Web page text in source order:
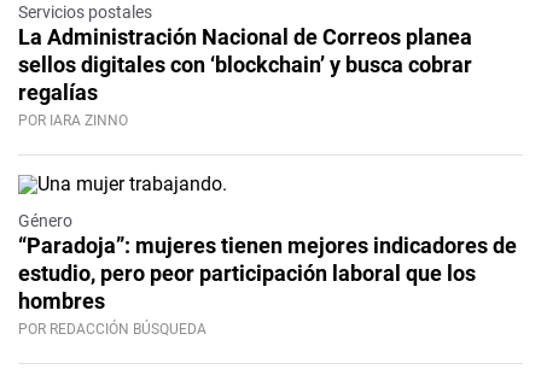
Servicios postales
La Administración Nacional de Correos planea
sellos digitales con ‘blockchain’ y busca cobrar
regalías
POR IARA ZINNO
Género
“Paradoja”: mujeres tienen mejores indicadores de
estudio, pero peor participación laboral que los
hombres
POR REDACCIÓN BÚSQUEDA